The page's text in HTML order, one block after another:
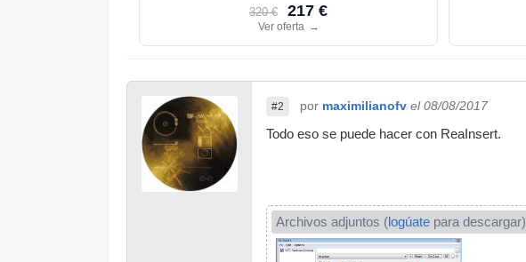
320 € 217 €
Ver oferta →
#2 por maximilianofv el 08/08/2017
Todo eso se puede hacer con ReaInsert.
Archivos adjuntos (logúate para descargar)